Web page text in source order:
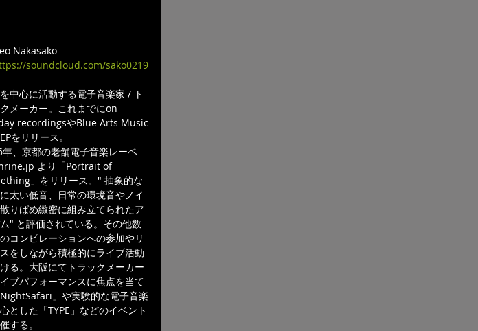
Nakasako
soundcloud.com/sako0219
中心に活動する電子音楽家 / ト
メーカー。これまでにon
recordingsやBlue Arts Music
をリリース。
、京都の老舗電子音楽レーベ
より「Portrait of
」をリリース。" 抽象的な
太い低音、日常の環境音やノイ
りばめ緻密に組み立てられたア
" と評価されている。その他数
コンピレーションへの参加やリ
をしながら積極的にライブ活動
る。大阪にてトラックメーカー
ブパフォーマンスに焦点を当て
」や実験的な電子音楽
とした「TYPE」などのイベント
する。